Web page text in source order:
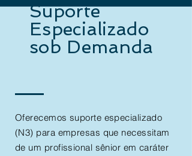
Suporte
Especializado
sob Demanda
Oferecemos suporte especializado
(N3) para empresas que necessitam
de um profissional sênior em caráter